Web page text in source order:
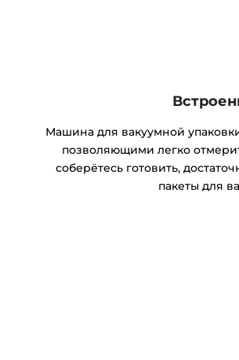
Машина для вакуумной
позволяющими легко
соберётесь готовить,
пакеты для